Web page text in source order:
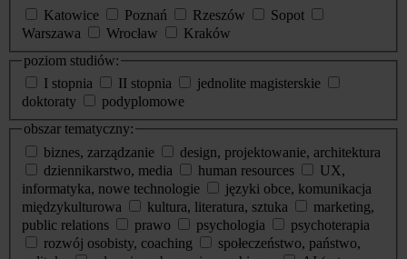
Katowice
Poznań Rzeszów
Sopot
Warszawa
Wrocław
Kraków
poziom studiów:
I stopnia
II stopnia
jednolite magisterskie
doktoraty
podyplomowe
obszar tematyczny:
biznes, zarządzanie
design, projektowanie, architektura
dziennikarstwo, media
human resources
UX,
informatyka, nowe technologie
języki obce, komunikacja
międzykulturowa
kultura, literatura, sztuka
marketing,
public relations
prawo psychologia
psychoterapia
rozwój osobisty, coaching
społeczeństwo, państwo,